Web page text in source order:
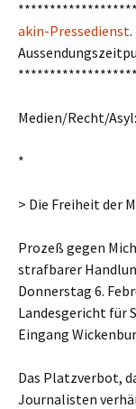
akin-Pressedienst
Medien/Recht/Asyl:
*
> Die Freiheit der
Prozeß gegen
strafbarer
Donnerstag 6.
Landesgericht für
Eingang
Das Platzverbot,
Journalisten